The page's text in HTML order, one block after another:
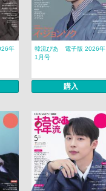
年
韓流ぴあ 電子版 2026年
1月号
購入